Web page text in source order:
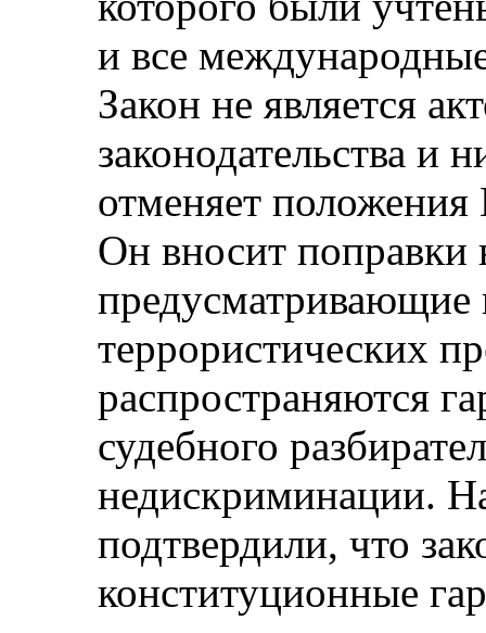
и все
Закон не является
законодательства и
отменяет
Он вносит поправки
предусматривающие
террористических
распространяются
судебного
недискриминации.
подтвердили, что
конституционные